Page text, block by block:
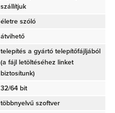
szállítjuk
életre szóló
átvihető
telepítés a gyártó telepítőfájljából
(a fájl letöltéséhez linket
biztosítunk)
32/64 bit
többnyelvű szoftver